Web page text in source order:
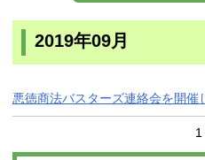
2019年09月
悪徳商法バスターズ連絡会を開催
1